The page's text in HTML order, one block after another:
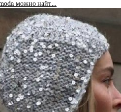
можно найт…